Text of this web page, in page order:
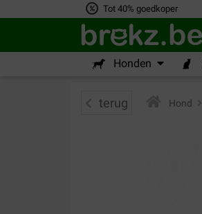
Tot 40% goedkoper
Honden
terug Hond